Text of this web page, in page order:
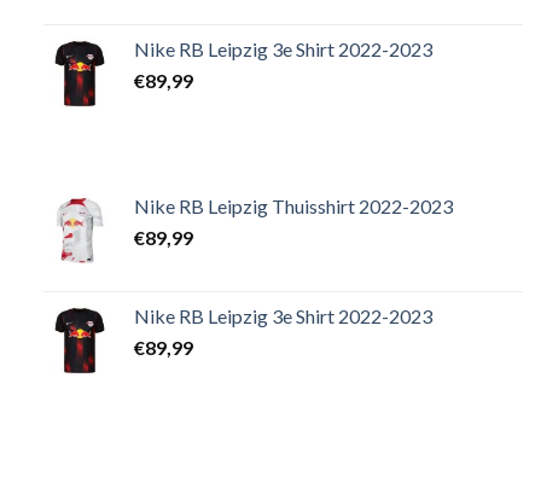
Nike RB Leipzig 3e Shirt 2022-2023
€89,99
Nike RB Leipzig Thuisshirt 2022-2023
€89,99
Nike RB Leipzig 3e Shirt 2022-2023
€89,99